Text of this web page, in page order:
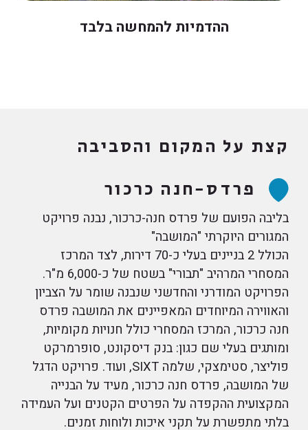
ההדמיות להמחשה בלבד
קצת על המקום והסביבה
פרדס-חנה כרכור
בליבה הפועם של פרדס חנה-כרכור, נבנה פרויקט
המגורים היוקרתי "המושבה"
הכולל 2 בניינים בעלי כ-70 דירות, לצד המרכז
המסחרי המרהיב "תבורי" בשטח של כ-6,000 מ"ר.
הפרויקט המודרני והחדשני שנבנה שומר על הצביון
והאווירה המיוחדים המאפיינים את המושבה פרדס
חנה כרכור, המרכז המסחרי כולל חנויות מקומיות,
ומותגים בעלי שם כגון: בנק דיסקונט, סופרמרקט
פוליצר, סטימצקי, שלמה SIXT, ועוד. פרויקט הדגל
של המושבה, פרדס חנה כרכור, מעיד על הבנייה
המקצועית ההקפדה על הפרטים הקטנים ועל העמידה
בלתי מתפשרת על תקני איכות ולוחות זמנים.